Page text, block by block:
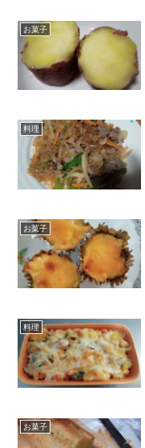
お菓子
料理
お菓子
料理
お菓子